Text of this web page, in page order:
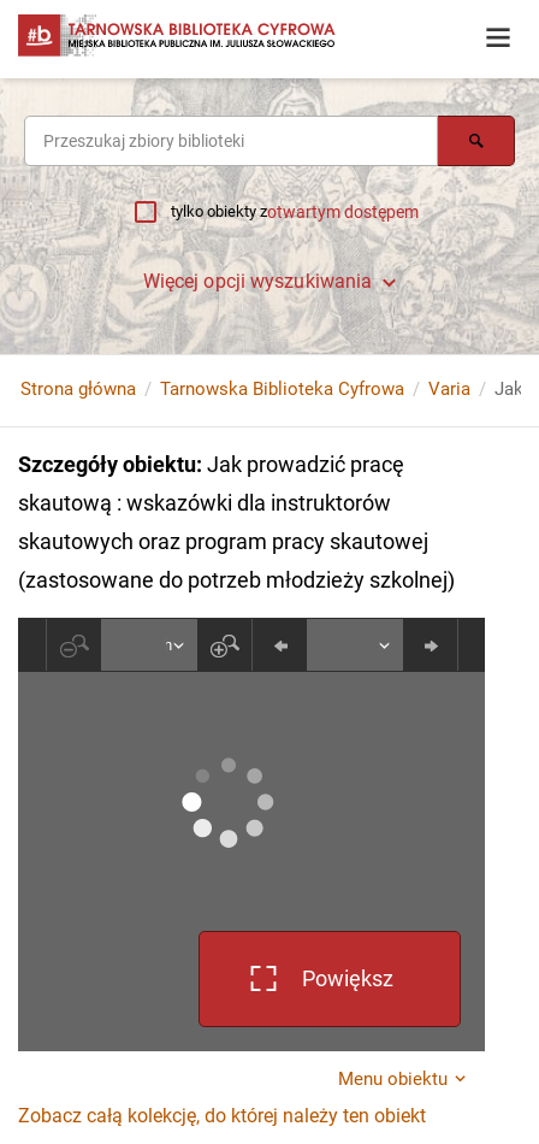
tylko obiekty zotwartym dostępem
Więcej opcji wyszukiwania
Strona główna Tarnowska Biblioteka Cyfrowa Varia
Szczegóły obiektu: Jak prowadzić pracę
skautową : wskazówki dla instruktorów
skautowych oraz program pracy skautowej
(zastosowane do potrzeb młodzieży szkolnej)
Powiększ
Menu obiektu
Zobacz całą kolekcję, do której należy ten obiekt